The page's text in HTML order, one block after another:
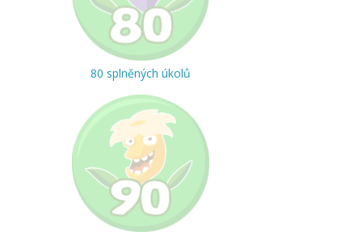
80 splněných úkolů